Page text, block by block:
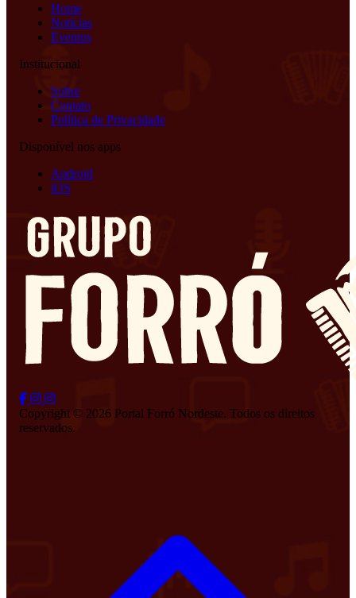
Home
Notícias
Eventos
Institucional
Sobre
Contato
Política de Privacidade
Disponível nos apps
Android
iOS
Copyright © 2026 Portal Forró Nordeste. Todos os direitos
reservados.